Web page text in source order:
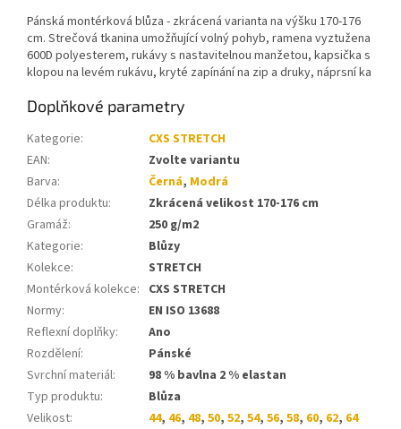
Pánská montérková blůza - zkrácená varianta na výšku 170-176
cm. Strečová tkanina umožňující volný pohyb, ramena vyztužena
600D polyesterem, rukávy s nastavitelnou manžetou, kapsička s
klopou na levém rukávu, kryté zapínání na zip a druky, náprsní ka
Doplňkové parametry
Kategorie:
CXS STRETCH
EAN:
Zvolte variantu
Barva: Černá, Modrá
Délka produktu:
Zkrácená velikost 170-176 cm
Gramáž:
250 g/m2
Kategorie:
Blůzy
Kolekce:
STRETCH
Montérková kolekce: CXS STRETCH
Normy:
EN ISO 13688
Reflexní doplňky:
Ano
Rozdělení:
Pánské
Svrchní materiál:
98 % bavlna 2 % elastan
Typ produktu:
Blůza
Velikost: 44, 46, 48, 50, 52, 54, 56, 58, 60, 62, 64